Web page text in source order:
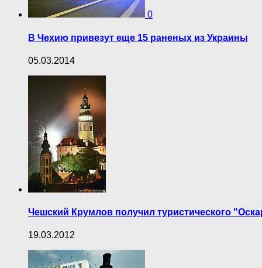
0
В Чехию привезут еще 15 раненых из Украины
05.03.2014
Чешский Крумлов получил туристического
19.03.2012